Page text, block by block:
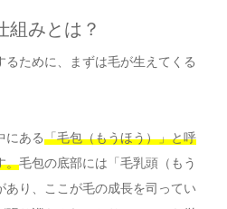
組みとは？
るために、まずは毛が生えてくる
にある「毛包（もうほう）」と呼
。毛包の底部には「毛乳頭（もう
あり、ここが毛の成長を司ってい